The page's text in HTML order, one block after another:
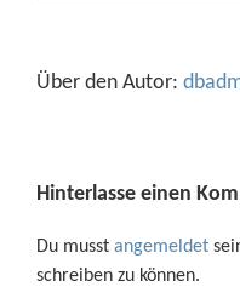
Über den Autor:
Hinterlasse einen
Du musst angemeldet
schreiben zu können.